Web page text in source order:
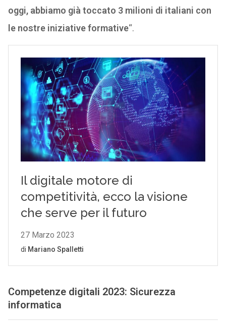
oggi, abbiamo già toccato 3 milioni di italiani con
le nostre iniziative formative“.
Competenze digitali 2023: Sicurezza
informatica